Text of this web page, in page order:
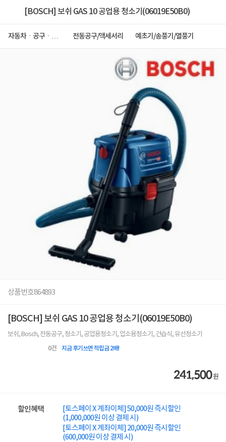
[BOSCH] 보쉬 GAS 10 공업용 청소기(06019E50B0)
자동차ㆍ공구ㆍ안
전동공구/액세서리 예초기/송풍기/열풍기
상품번호864893
[BOSCH] 보쉬 GAS 10 공업용 청소기(06019E50B0)
보쉬, Bosch, 전동공구, 청소기, 공업용청소기, 업소용청소기, 건습식, 유선청소기
0건 지금 후기쓰면 적립금 2배!
241,500원
할인혜택
[토스페이 X 계좌이체] 50,000원 즉시할인
(1,000,000원 이상 결제 시)
[토스페이 X 계좌이체] 20,000원 즉시할인
(600,000원 이상 결제 시)